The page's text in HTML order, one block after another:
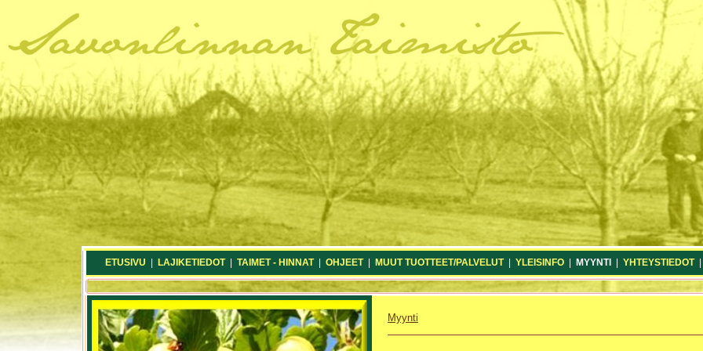
ETUSIVU LAJIKETIEDOT| TAIMET - HINNAT| OHJEET| MUUT TUOTTEET/PALVELUT| YLEISINFO MYYNTI YHTEYSTIEDOT
Myynti